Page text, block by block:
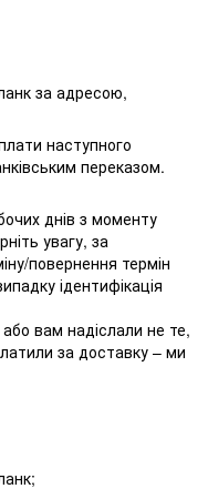
за адресою,
наступного
переказом.
днів з моменту
увагу, за
повернення термін
ідентифікація
вам надіслали не те,
за доставку – ми